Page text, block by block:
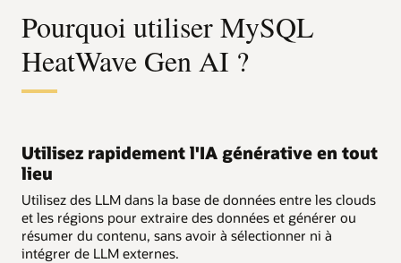
Pourquoi utiliser MySQL
HeatWave Gen AI ?
Utilisez rapidement l'IA générative en tout
lieu
Utilisez des LLM dans la base de données entre les clouds
et les régions pour extraire des données et générer ou
résumer du contenu, sans avoir à sélectionner ni à
intégrer de LLM externes.